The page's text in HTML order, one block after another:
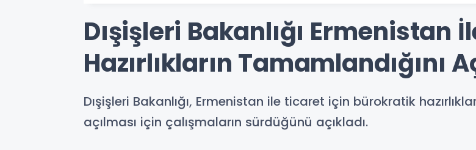
Dışişleri Bakanlığı Ermenistan
Hazırlıkların Tamamlandığını
Dışişleri Bakanlığı, Ermenistan ile ticaret için bürokratik
açılması için çalışmaların sürdüğünü açıkladı.